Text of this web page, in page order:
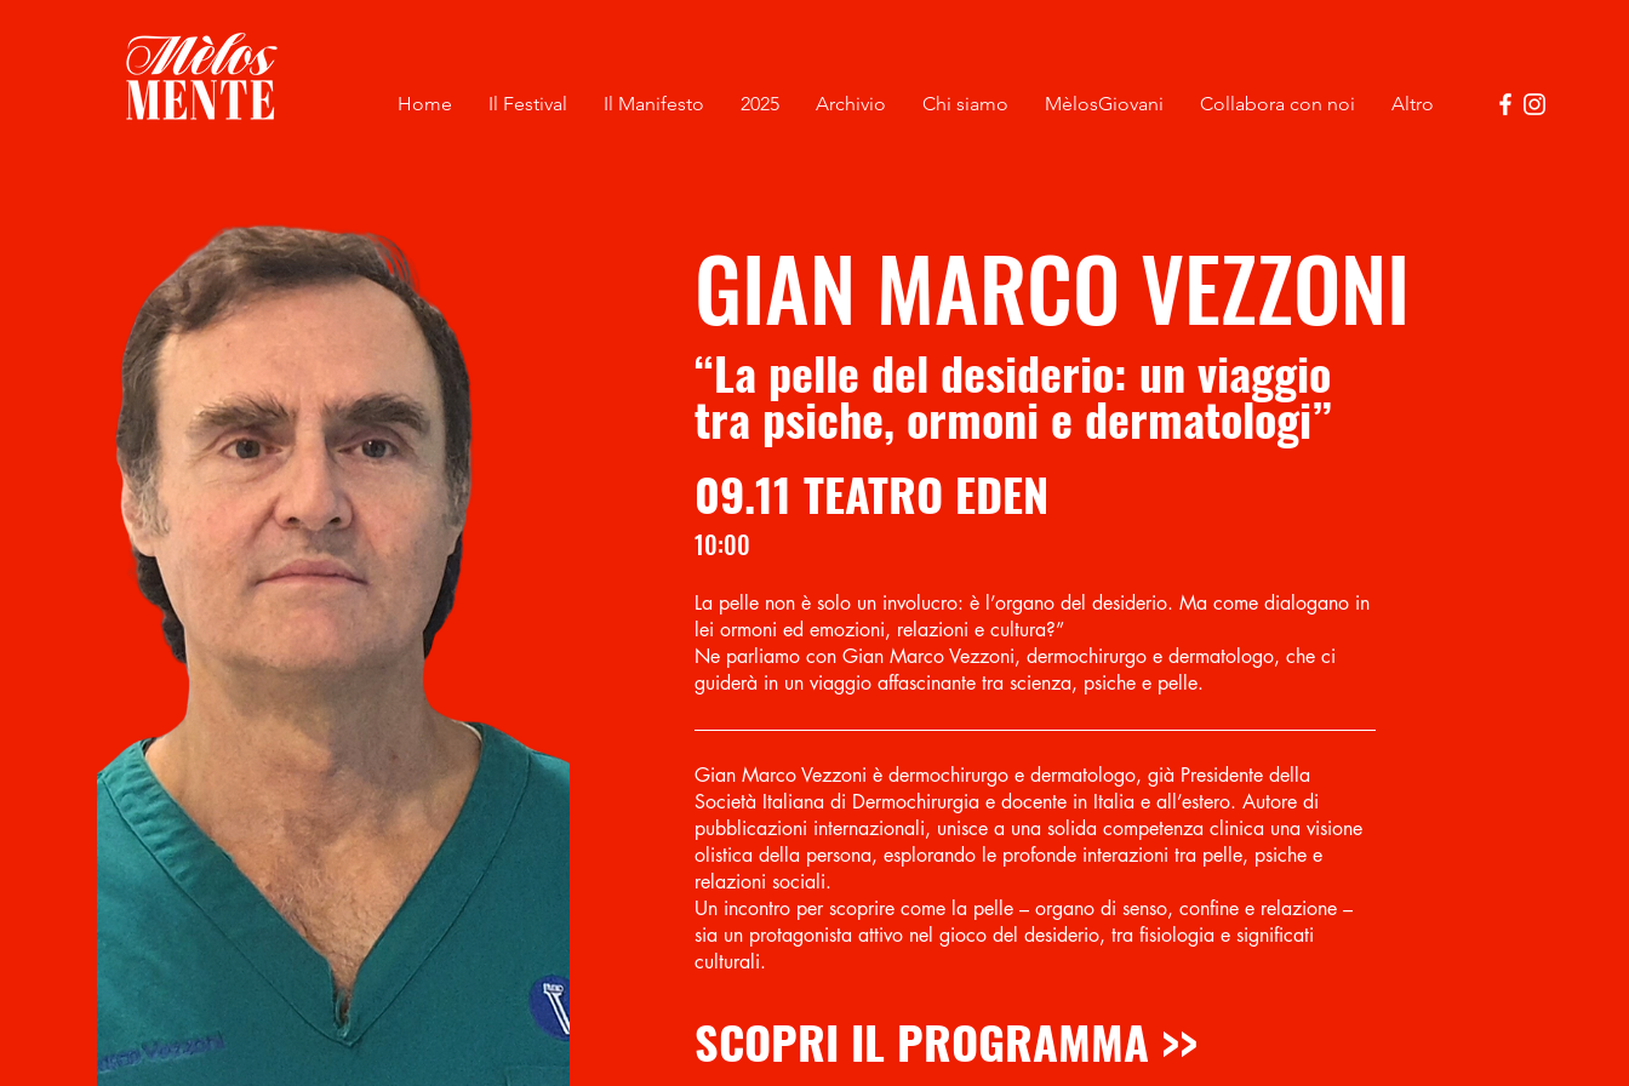
Home Il Festival Il Manifesto 2025 Archivio Chi siamo MèlosGiovani Collabora con noi Altro
GIAN MARCO VEZZONI
“La pelle del desiderio: un viaggio
tra psiche, ormoni e dermatologi”
09.11 TEATRO EDEN
10:00
La pelle non è solo un involucro: è l’organo del desiderio. Ma come dialogano in
lei ormoni ed emozioni, relazioni e cultura?”
Ne parliamo con Gian Marco Vezzoni, dermochirurgo e dermatologo, che ci
guiderà in un viaggio affascinante tra scienza, psiche e pelle.
Gian Marco Vezzoni è dermochirurgo e dermatologo, già Presidente della
Società Italiana di Dermochirurgia e docente in Italia e all’estero. Autore di
pubblicazioni internazionali, unisce a una solida competenza clinica una visione
olistica della persona, esplorando le profonde interazioni tra pelle, psiche e
relazioni sociali.
Un incontro per scoprire come la pelle – organo di senso, confine e relazione –
sia un protagonista attivo nel gioco del desiderio, tra fisiologia e significati
culturali.
SCOPRI IL PROGRAMMA >>